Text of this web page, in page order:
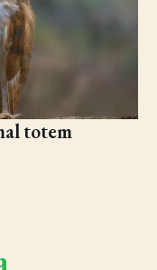
totem